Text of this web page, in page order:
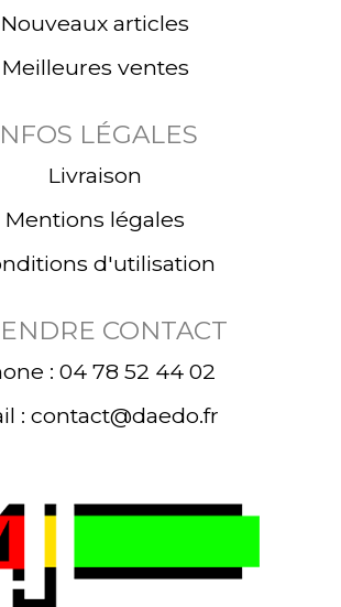
Nouveaux articles
Meilleures ventes
LÉGALES
Livraison
Mentions légales
d'utilisation
CONTACT
: 04 78 52 44 02
: contact@daedo.fr